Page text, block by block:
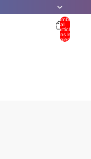
Nombre
total
d’articles
dans le
panier: 0